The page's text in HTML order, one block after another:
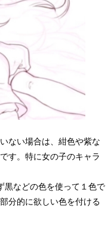
ない場合は、紺色や紫な
す。特に女の子のキャラ
黒などの色を使って１色で
分的に欲しい色を付ける